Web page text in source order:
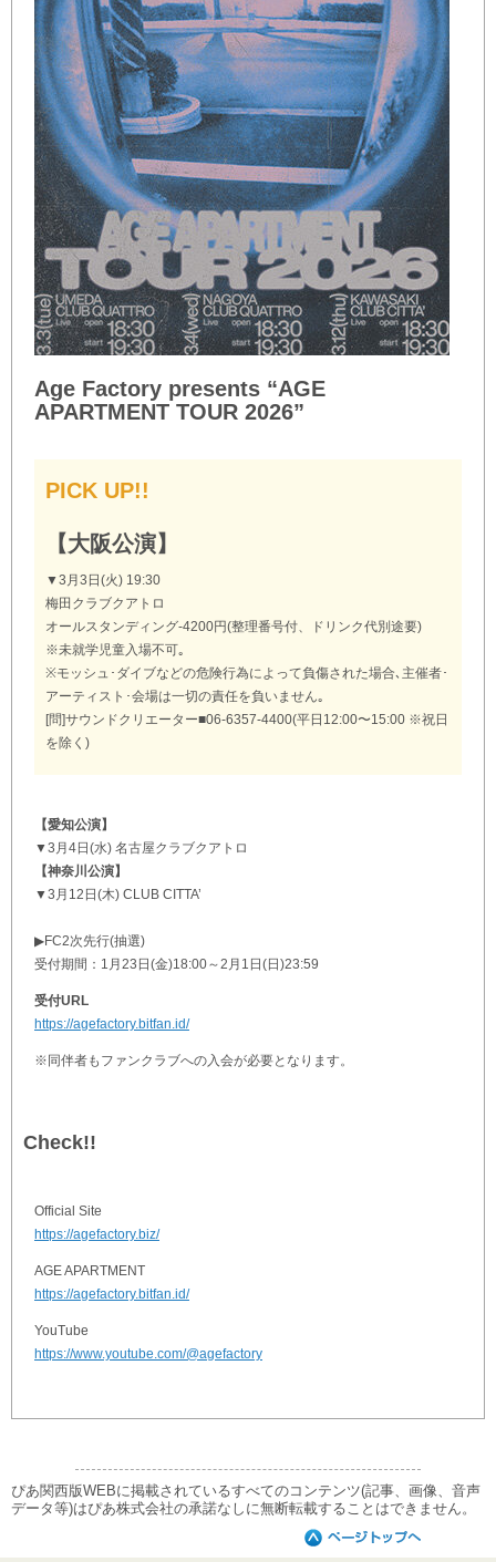
Age Factory presents “AGE
APARTMENT TOUR 2026”
PICK UP!!
【大阪公演】
▼3月3日(火) 19:30
梅田クラブクアトロ
オールスタンディング-4200円(整理番号付、ドリンク代別途要)
※未就学児童入場不可｡
※モッシュ･ダイブなどの危険行為によって負傷された場合､主催者･
アーティスト･会場は一切の責任を負いません｡
[問]サウンドクリエーター■06-6357-4400(平日12:00〜15:00 ※祝日
を除く)
【愛知公演】
▼3月4日(水) 名古屋クラブクアトロ
【神奈川公演】
▼3月12日(木) CLUB CITTA’
▶︎FC2次先行(抽選)
受付期間：1月23日(金)18:00～2月1日(日)23:59
受付URL
https://agefactory.bitfan.id/
※同伴者もファンクラブへの入会が必要となります。
Check!!
Official Site
https://agefactory.biz/
AGE APARTMENT
https://agefactory.bitfan.id/
YouTube
https://www.youtube.com/@agefactory
ぴあ関西版WEBに掲載されているすべてのコンテンツ(記事、画像、音声
データ等)はぴあ株式会社の承諾なしに無断転載することはできません。